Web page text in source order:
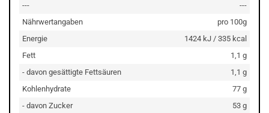
---
---
Nährwertangaben
pro 100g
Energie
1424 kJ / 335 kcal
Fett
1,1 g
- davon gesättigte Fettsäuren
1,1 g
Kohlenhydrate
77 g
- davon Zucker
53 g